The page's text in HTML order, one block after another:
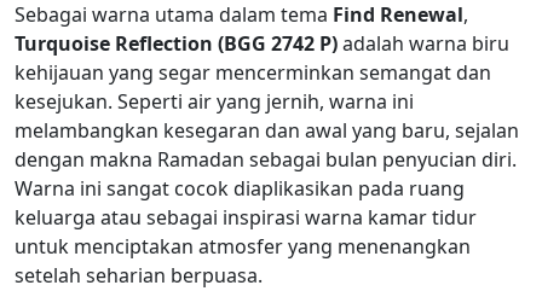
Sebagai warna utama dalam tema Find Renewal,
Turquoise Reflection (BGG 2742 P)adalah warna biru
kehijauan yang segar mencerminkan semangat dan
kesejukan. Seperti air yang jernih, warna ini
melambangkan kesegaran dan awal yang baru, sejalan
dengan makna Ramadan sebagai bulan penyucian diri.
Warna ini sangat cocok diaplikasikan pada ruang
keluarga atau sebagai inspirasi warna kamar tidur
untuk menciptakan atmosfer yang menenangkan
setelah seharian berpuasa.